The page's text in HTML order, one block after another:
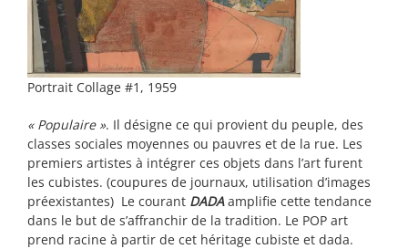
Portrait Collage #1, 1959
« Populaire ». Il désigne ce qui provient du peuple, des
classes sociales moyennes ou pauvres et de la rue. Les
premiers artistes à intégrer ces objets dans l’art furent
les cubistes. (coupures de journaux, utilisation d’images
préexistantes) Le courant DADAamplifie cette tendance
dans le but de s’affranchir de la tradition. Le POP art
prend racine à partir de cet héritage cubiste et dada.